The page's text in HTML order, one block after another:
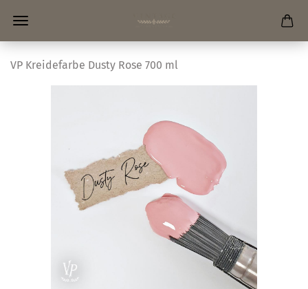
VP Kreidefarbe Dusty Rose 700 ml